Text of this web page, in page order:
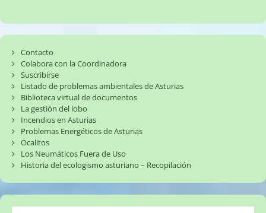
Contacto
Colabora con la Coordinadora
Suscribirse
Listado de problemas ambientales de Asturias
Biblioteca virtual de documentos
La gestión del lobo
Incendios en Asturias
Problemas Energéticos de Asturias
Ocalitos
Los Neumáticos Fuera de Uso
Historia del ecologismo asturiano – Recopilación